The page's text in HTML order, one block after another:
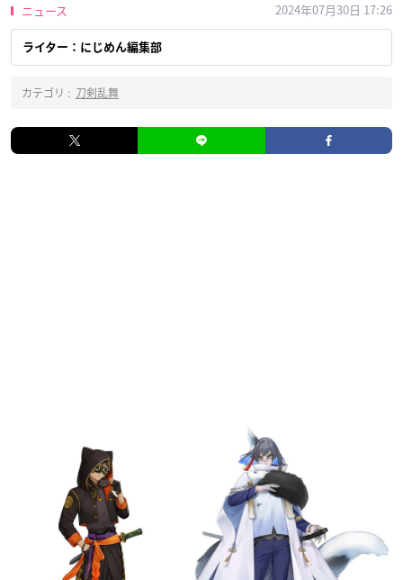
ニュース 2024年07月30日 17:26
ライター：にじめん編集部
カテゴリ : 刀剣乱舞